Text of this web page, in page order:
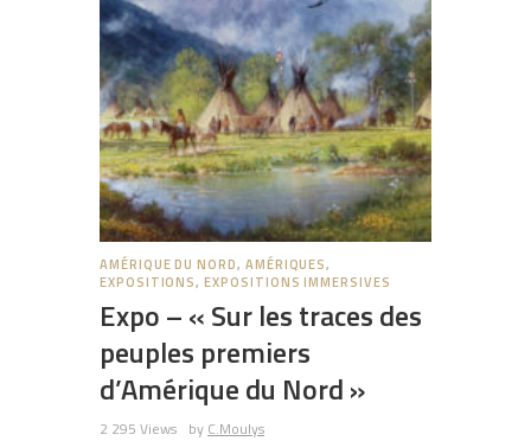
AMÉRIQUE DU NORD, AMÉRIQUES,
EXPOSITIONS,EXPOSITIONS IMMERSIVES
Expo – « Sur les traces des
peuples premiers
d’Amérique du Nord »
2 295 Views by C.Moulys